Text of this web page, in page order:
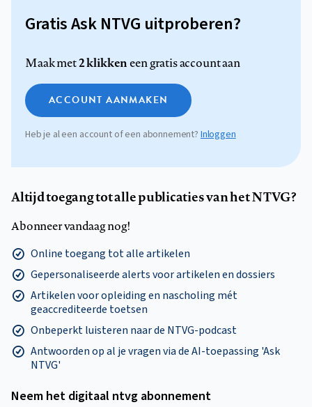
Gratis Ask NTVG uitproberen?
Maak met2 klikkeneen gratis account aan
ACCOUNT AANMAKEN
Heb je al een account of een abonnement?Inloggen
Altijd toegang tot alle publicaties van het NTVG?
Abonneer vandaag nog!
Online toegang tot alle artikelen
Gepersonaliseerde alerts voor artikelen en dossiers
Artikelen voor opleiding en nascholing mét
geaccrediteerde toetsen
Onbeperkt luisteren naar de NTVG-podcast
Antwoorden op al je vragen via de AI-toepassing 'Ask
NTVG'
Neem het digitaal ntvg abonnement